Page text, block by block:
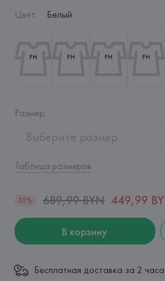
Цвет: Белый
Размер:
Выберите размер
Таблица размеров
35% 689,99 BYN 449,99
В корзину
Бесплатная доставка за 2